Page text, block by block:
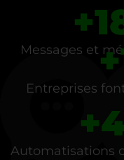
+
Messages et+
Entreprises
+
Automatisations